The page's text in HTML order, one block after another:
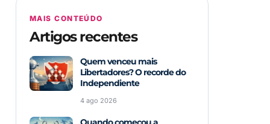
MAIS CONTEÚDO
Artigos recentes
Quem venceu mais
Libertadores? O recorde do
Independiente
4 ago 2026